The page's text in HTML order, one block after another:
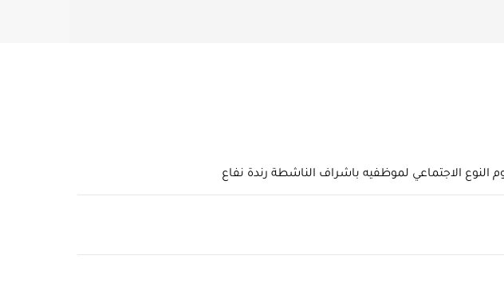
النوع الاجتماعي لموظفيه باشراف الناشطة رندة نفاع